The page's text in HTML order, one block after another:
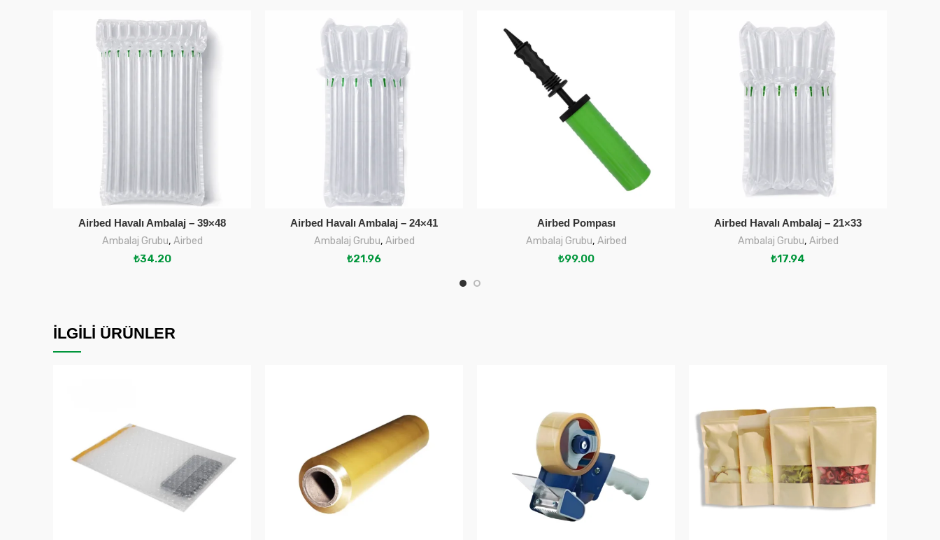
SEPETE EKLE
Airbed Havalı Ambalaj – 39×48
Ambalaj Grubu, Airbed
₺34.20
SEPETE EKLE
Airbed Havalı Ambalaj – 24×41
Ambalaj Grubu, Airbed
₺21.96
SEPETE EKLE
Airbed Pompası
Ambalaj Grubu, Airbed
₺99.00
SEPETE EKLE
Airbed Havalı Ambalaj – 21×33
Ambalaj Grubu, Airbed
₺17.94
İLGILI ÜRÜNLER